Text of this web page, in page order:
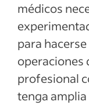
médicos
para
operaciones
profesional
tenga